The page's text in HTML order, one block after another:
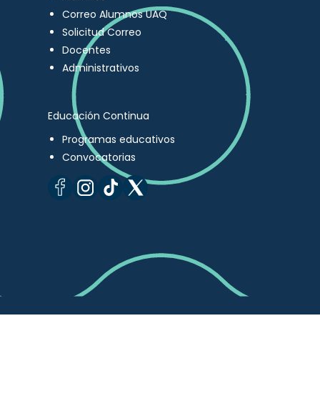
Correo Alumnos UAQ
Solicitud Correo
Docentes
Administrativos
Educación Continua
Programas educativos
Convocatorias